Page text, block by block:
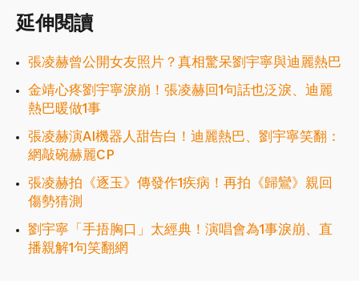
延伸閱讀
張凌赫曾公開女友照片？真相驚呆劉宇寧與迪麗熱巴
金靖心疼劉宇寧淚崩！張凌赫回1句話也泛淚、迪麗
熱巴暖做1事
張凌赫演AI機器人甜告白！迪麗熱巴、劉宇寧笑翻：
網敲碗赫麗CP
張凌赫拍《逐玉》傳發作1疾病！再拍《歸鸞》親回
傷勢猜測
劉宇寧「手捂胸口」太經典！演唱會為1事淚崩、直
播親解1句笑翻網